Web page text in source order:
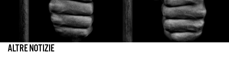
ALTRE NOTIZIE